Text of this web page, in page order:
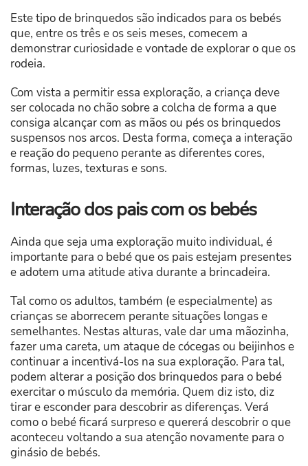
Este tipo de brinquedos são indicados para os bebés
que, entre os três e os seis meses, comecem a
demonstrar curiosidade e vontade de explorar o que os
rodeia.
Com vista a permitir essa exploração, a criança deve
ser colocada no chão sobre a colcha de forma a que
consiga alcançar com as mãos ou pés os brinquedos
suspensos nos arcos. Desta forma, começa a interação
e reação do pequeno perante as diferentes cores,
formas, luzes, texturas e sons.
Interação dos pais com os bebés
Ainda que seja uma exploração muito individual, é
importante para o bebé que os pais estejam presentes
e adotem uma atitude ativa durante a brincadeira.
Tal como os adultos, também (e especialmente) as
crianças se aborrecem perante situações longas e
semelhantes. Nestas alturas, vale dar uma mãozinha,
fazer uma careta, um ataque de cócegas ou beijinhos e
continuar a incentivá-los na sua exploração. Para tal,
podem alterar a posição dos brinquedos para o bebé
exercitar o músculo da memória. Quem diz isto, diz
tirar e esconder para descobrir as diferenças. Verá
como o bebé ficará surpreso e quererá descobrir o que
aconteceu voltando a sua atenção novamente para o
ginásio de bebés.